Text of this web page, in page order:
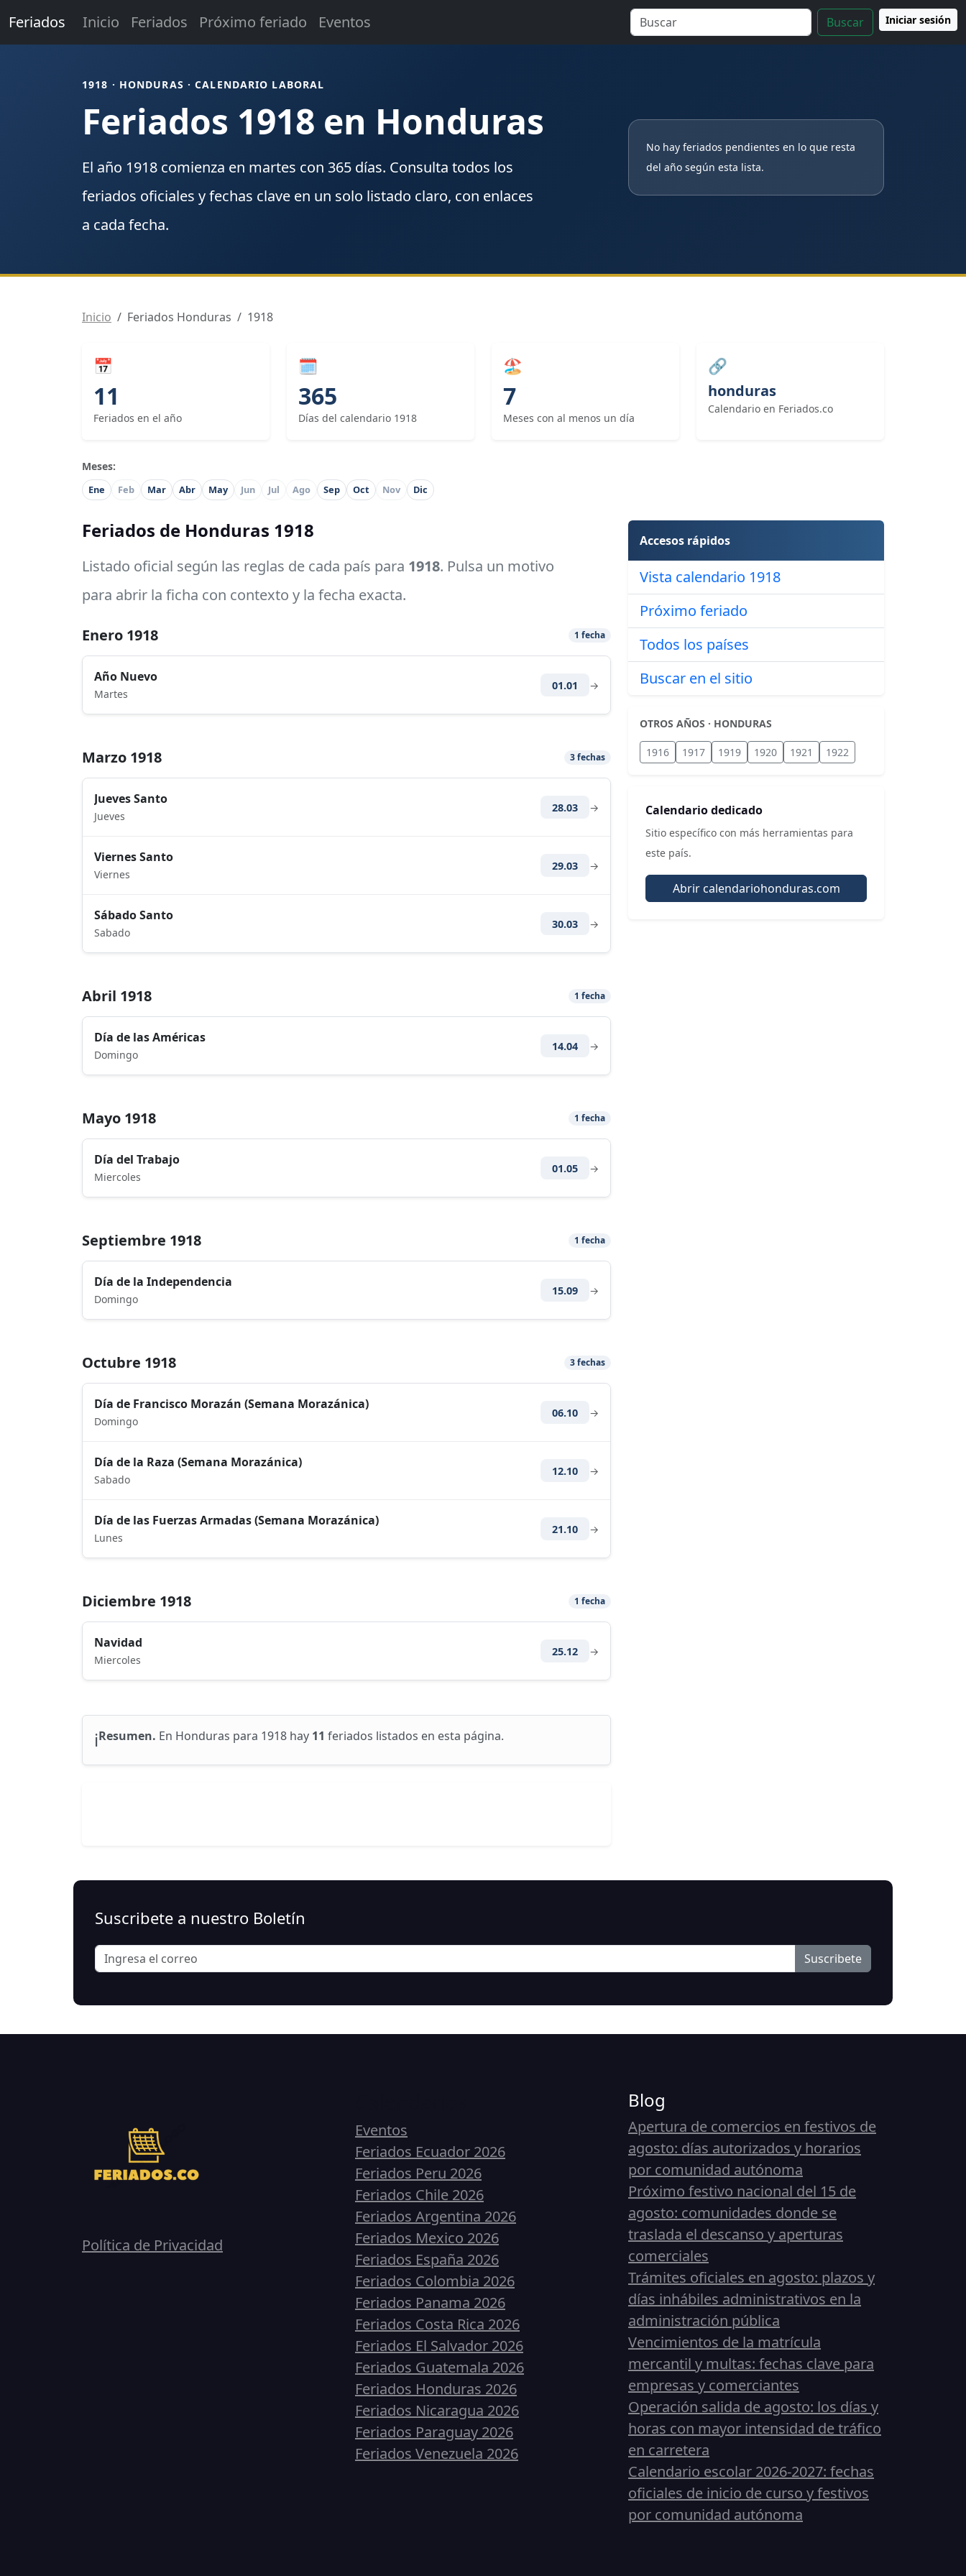
Feriados Inicio Feriados Próximo feriado Eventos Buscar Iniciar sesión
1918 · HONDURAS · CALENDARIO LABORAL
Feriados 1918 en Honduras
El año 1918 comienza en martes con 365 días. Consulta todos los
feriados oficiales y fechas clave en un solo listado claro, con enlaces
a cada fecha.
No hay feriados pendientes en lo que resta
del año según esta lista.
Inicio Feriados Honduras 1918
📅
11
Feriados en el año
🗓
365
Días del calendario 1918
🏖
7
Meses con al menos un día
🔗
honduras
Calendario en Feriados.co
Meses:
Ene Feb Mar Abr May Jun Jul Ago Sep Oct Nov Dic
Feriados de Honduras 1918
Listado oficial según las reglas de cada país para 1918. Pulsa un motivo
para abrir la ficha con contexto y la fecha exacta.
Enero 1918 1 fecha
Año Nuevo
Martes
01.01 →
Marzo 1918 3 fechas
Jueves Santo
Jueves
28.03 →
Viernes Santo
Viernes
29.03 →
Sábado Santo
Sabado
30.03 →
Abril 1918 1 fecha
Día de las Américas
Domingo
14.04 →
Mayo 1918 1 fecha
Día del Trabajo
Miercoles
01.05 →
Septiembre 1918 1 fecha
Día de la Independencia
Domingo
15.09 →
Octubre 1918 3 fechas
Día de Francisco Morazán (Semana Morazánica)
Domingo
06.10 →
Día de la Raza (Semana Morazánica)
Sabado
12.10 →
Día de las Fuerzas Armadas (Semana Morazánica)
Lunes
21.10 →
Diciembre 1918 1 fecha
Navidad
Miercoles
25.12 →
ℹ️Resumen. En Honduras para 1918 hay 11 feriados listados en esta página.
Accesos rápidos
Vista calendario 1918
Próximo feriado
Todos los países
Buscar en el sitio
OTROS AÑOS · HONDURAS
1916 1917 1919 1920 1921 1922
Calendario dedicado
Sitio específico con más herramientas para
este país.
Abrir calendariohonduras.com
Suscribete a nuestro Boletín
Suscribete
Política de Privacidad
Eventos
Feriados Ecuador 2026
Feriados Peru 2026
Feriados Chile 2026
Feriados Argentina 2026
Feriados Mexico 2026
Feriados España 2026
Feriados Colombia 2026
Feriados Panama 2026
Feriados Costa Rica 2026
Feriados El Salvador 2026
Feriados Guatemala 2026
Feriados Honduras 2026
Feriados Nicaragua 2026
Feriados Paraguay 2026
Feriados Venezuela 2026
Blog
Apertura de comercios en festivos de
agosto: días autorizados y horarios
por comunidad autónoma
Próximo festivo nacional del 15 de
agosto: comunidades donde se
traslada el descanso y aperturas
comerciales
Trámites oficiales en agosto: plazos y
días inhábiles administrativos en la
administración pública
Vencimientos de la matrícula
mercantil y multas: fechas clave para
empresas y comerciantes
Operación salida de agosto: los días y
horas con mayor intensidad de tráfico
en carretera
Calendario escolar 2026-2027: fechas
oficiales de inicio de curso y festivos
por comunidad autónoma